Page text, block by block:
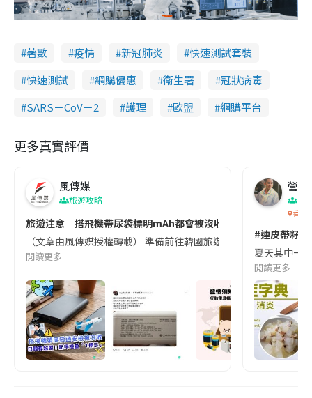
著數 疫情 新冠肺炎
快速測試套裝
快速測試
網購優惠 衞生署
冠狀病毒
SARS－CoV－2
護理 歐盟 網購平台
更多真實評價
風傳媒
旅遊攻略
旅遊注意｜搭飛機帶尿袋標明mAh都會被沒收😱出發前切記檢查
（文章由風傳媒授權轉載） 準備前往韓國旅遊的民眾，近期要
閱讀更多
營養
香港
#連皮帶籽
夏天其中一
閱讀更多